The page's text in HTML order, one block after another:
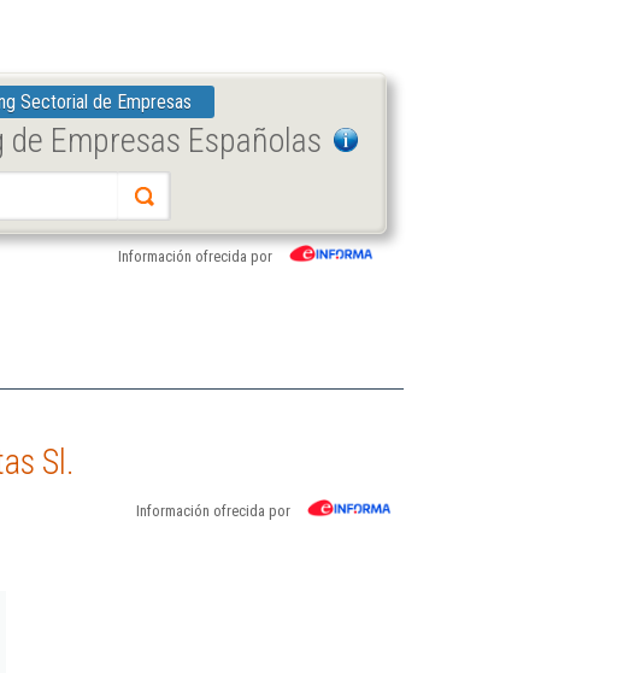
Sectorial de Empresas
Empresas Españolas
Información ofrecida por
Sl.
Información ofrecida por